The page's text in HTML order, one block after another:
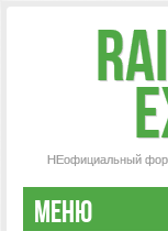
НЕофициальный
МЕНЮ